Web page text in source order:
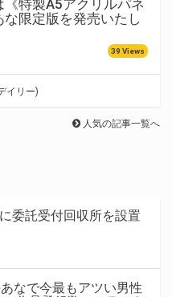
特製A5アクリルパネ
限定版を発売いたし
39 Views
イリー)
人気の記事一覧へ
委託受付回収所を設置
なで今最もアツい男性